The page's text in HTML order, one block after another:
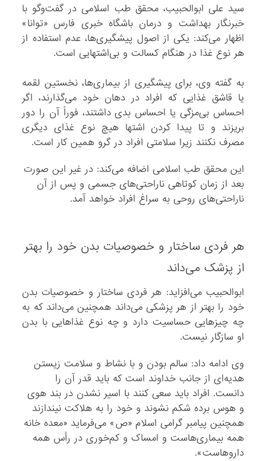
سید علی ابوالحبیب، محقق طب اسلامی در گفت‌وگو با
خبرنگار بهداشت و درمان باشگاه خبری فارس «توانا»
اظهار می‌کند: یکی از اصول پیشگیری‌ها، عدم استفاده از
هر نوع غذا در هنگام کسالت و بی‌اشتهایی است.
به گفته وی، برای پیشگیری از بیماری‌ها، نخستین لقمه
یا قاشق غذایی که افراد در دهان خود می‌گذارند، اگر
احساس بی‌مزگی یا احساس بدی داشتند، فوراً آن را دور
بریزند و تا پیدا کردن اشتها هیچ نوع غذای دیگری
مصرف نکنند زیرا سلامتی افراد در گرو همین کار است.
این محقق طب اسلامی اضافه می‌کند: در غیر این صورت
بعد از زمان کوتاهی ناراحتی‌های جسمی و پس از آن
ناراحتی‌های روحی به سراغ افراد خواهد آمد.
هر فردی ساختار و خصوصیات بدن خود را بهتر
از پزشک می‌داند
ابوالحبیب می‌افزاید: هر فردی ساختار و خصوصیات بدن
خود را بهتر از هر پزشکی می‌داند همچنین می‌داند که به
چه چیزهایی حساسیت دارد و چه نوع غذاهایی با بدن
او سازگار نیست.
وی ادامه داد: سالم بودن و با نشاط و سلامت زیستن
هدیه‌ای از جانب خداوند است که باید قدر آن را
دانست. افراد باید سعی کنند با اسیر نشدن در بند هوی
و هوس برده شکم نشوند و خود را به هلاکت نیندازند
همچنین پیامبر گرامی اسلام «ص» می‌فرماید «معده خانه
همه بیماری‌هاست و امساک و کم‌خوری در رأس همه
داروهاست».